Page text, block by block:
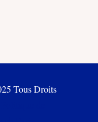
Tous Droits